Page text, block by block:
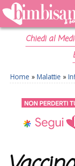
Chiedi al
Home » Malattie »